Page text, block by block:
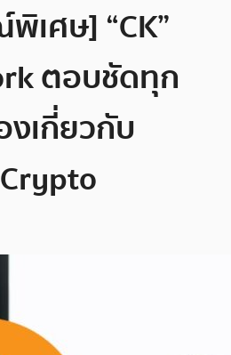
เศษ] “CK”
ตอบชัดทุก
งเกี่ยวกับ